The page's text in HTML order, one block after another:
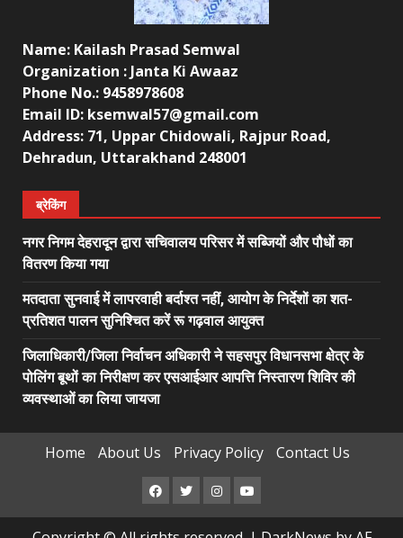
Name: Kailash Prasad Semwal
Organization : Janta Ki Awaaz
Phone No.: 9458978608
Email ID: ksemwal57@gmail.com
Address: 71, Uppar Chidowali, Rajpur Road,
Dehradun, Uttarakhand 248001
ब्रेकिंग
नगर निगम देहरादून द्वारा सचिवालय परिसर में सब्जियों और पौधों का
वितरण किया गया
मतदाता सुनवाई में लापरवाही बर्दाश्त नहीं, आयोग के निर्देशों का शत-
प्रतिशत पालन सुनिश्चित करें रू गढ़वाल आयुक्त
जिलाधिकारी/जिला निर्वाचन अधिकारी ने सहसपुर विधानसभा क्षेत्र के
पोलिंग बूथों का निरीक्षण कर एसआईआर आपत्ति निस्तारण शिविर की
व्यवस्थाओं का लिया जायजा
Home About Us Privacy Policy Contact Us
Facebook
TwitterInstagram
Youtube